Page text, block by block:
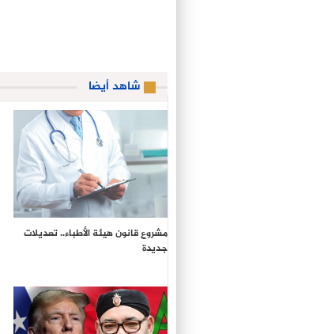
شاهد أيضا
مشروع قانون هيئة الأطباء.. تعديلات
جديدة